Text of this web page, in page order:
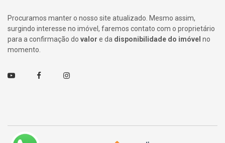
Procuramos manter o nosso site atualizado. Mesmo assim,
surgindo interesse no imóvel, faremos contato com o proprietário
para a confirmação do valor e da disponibilidade do imóvel no
momento.
Youtube FacebookInstagram